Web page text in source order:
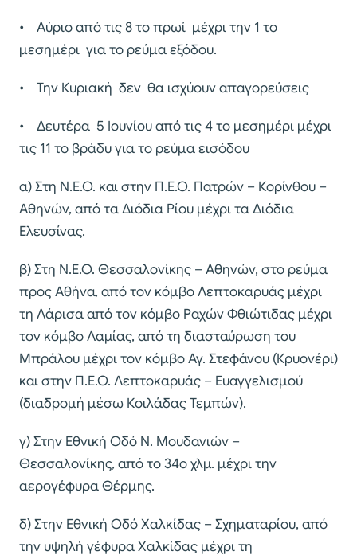
• Αύριο από τις 8 το πρωί μέχρι την 1 το
μεσημέρι για το ρεύμα εξόδου.
• Την Κυριακή δεν θα ισχύουν απαγορεύσεις
• Δευτέρα 5 Ιουνίου από τις 4 το μεσημέρι μέχρι
τις 11 το βράδυ για το ρεύμα εισόδου
α) Στη Ν.Ε.Ο. και στην Π.Ε.Ο. Πατρών – Κορίνθου –
Αθηνών, από τα Διόδια Ρίου μέχρι τα Διόδια
Ελευσίνας.
β) Στη Ν.Ε.Ο. Θεσσαλονίκης – Αθηνών, στο ρεύμα
προς Αθήνα, από τον κόμβο Λεπτοκαρυάς μέχρι
τη Λάρισα από τον κόμβο Ραχών Φθιώτιδας μέχρι
τον κόμβο Λαμίας, από τη διασταύρωση του
Μπράλου μέχρι τον κόμβο Αγ. Στεφάνου (Κρυονέρι)
και στην Π.Ε.Ο. Λεπτοκαρυάς – Ευαγγελισμού
(διαδρομή μέσω Κοιλάδας Τεμπών).
γ) Στην Εθνική Οδό Ν. Μουδανιών –
Θεσσαλονίκης, από το 34ο χλμ. μέχρι την
αερογέφυρα Θέρμης.
δ) Στην Εθνική Οδό Χαλκίδας – Σχηματαρίου, από
την υψηλή γέφυρα Χαλκίδας μέχρι τη